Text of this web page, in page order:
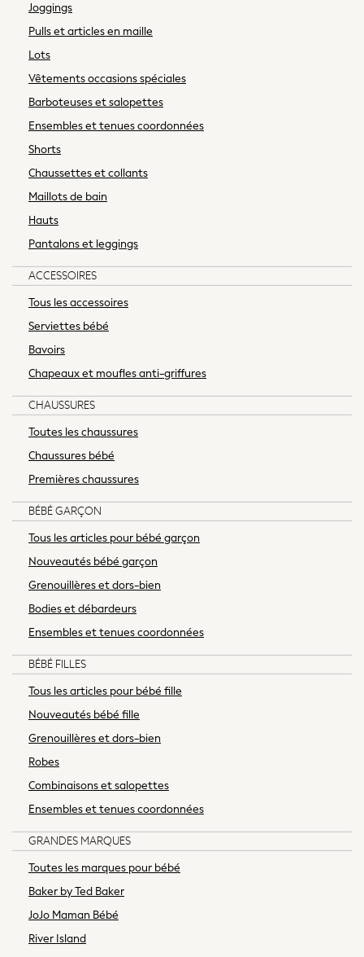
JoJo Maman Bébé
Mamas & Papas
The Little White Company
New In
New Baby Gifting
WOMEN
New In
Shop All
Trousers
Hoodies & Sweatshirts
Blouses & Shirts
Coats & Jackets
Jumpsuits & Playsuits
Swimwear
Jeans
Leggings & Joggers
Sportswear
Suits & Workwear
Multipacks
Summer Top Picks
Top Picks
Jeans & a Nice Top
Linen Collection
Trending: Summer Blues
Summer Footwear
Capsule Wardrobe
Summer Textures
Crochet
All Holiday Shop
Bikinis
Bags & Accessories
Dresses
Flip Flops
Sliders
Jumpsuits & Playsuits
Joggings
Pulls et articles en maille
Lots
Vêtements occasions spéciales
Barboteuses et salopettes
Ensembles et tenues coordonnées
Shorts
Chaussettes et collants
Maillots de bain
Hauts
Pantalons et leggings
ACCESSOIRES
Tous les accessoires
Serviettes bébé
Bavoirs
Chapeaux et moufles anti-griffures
CHAUSSURES
Toutes les chaussures
Chaussures bébé
Premières chaussures
BÉBÉ GARÇON
Tous les articles pour bébé garçon
Nouveautés bébé garçon
Grenouillères et dors-bien
Bodies et débardeurs
Ensembles et tenues coordonnées
BÉBÉ FILLES
Tous les articles pour bébé fille
Nouveautés bébé fille
Grenouillères et dors-bien
Robes
Combinaisons et salopettes
Ensembles et tenues coordonnées
GRANDES MARQUES
Toutes les marques pour bébé
Baker by Ted Baker
JoJo Maman Bébé
River Island